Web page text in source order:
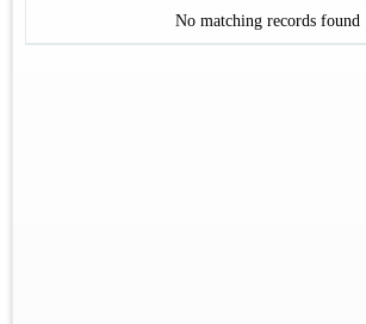
No matching records found